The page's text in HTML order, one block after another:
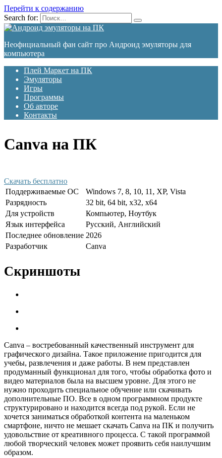
Перейти к содержанию
Search for:
Неофициальный фан сайт про Андроид эмуляторы для
компьютера
Плей Маркет на ПК
Эмуляторы
Игры
Программы
Об авторе
Контакты
Canva на ПК
Скачать бесплатно
Поддерживаемые ОС
Windows 7, 8, 10, 11, XP, Vista
Разрядность
32 bit, 64 bit, x32, x64
Для устройств
Компьютер, Ноутбук
Язык интерфейса
Русский, Английский
Последнее обновление 2026
Разработчик
Canva
Скриншоты
Canva – востребованный качественный инструмент для
графического дизайна. Такое приложение пригодится для
учебы, развлечения и даже работы. В нем представлен
продуманный функционал для того, чтобы обработка фото и
видео материалов была на высшем уровне. Для этого не
нужно проходить специальное обучение или скачивать
дополнительные ПО. Все в одном программном продукте
структурировано и находится всегда под рукой. Если не
хочется заниматься обработкой контента на маленьком
смартфоне, ничто не мешает скачать Canva на ПК и получить
удовольствие от креативного процесса. С такой программой
любой творческий человек может проявить себя наилучшим
образом.